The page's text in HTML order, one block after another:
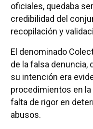
oficiales, quedaba
credibilidad del
recopilación y
El denominado
de la falsa denuncia,
su intención era
procedimientos en
falta de rigor en
abusos.